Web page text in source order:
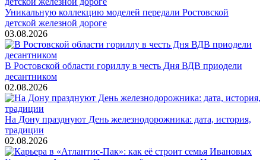
Уникальную коллекцию моделей передали Ростовской
детской железной дороге
03.08.2026
В Ростовской области гориллу в честь Дня ВДВ приодели
десантником
02.08.2026
На Дону празднуют День железнодорожника: дата, история,
традиции
02.08.2026